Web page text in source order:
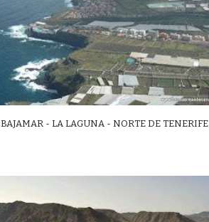
BAJAMAR - LA LAGUNA - NORTE DE TENERIFE